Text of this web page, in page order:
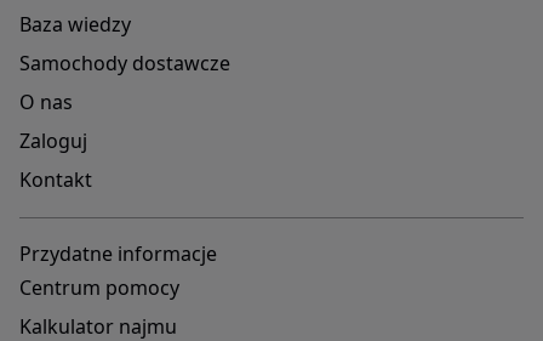
Baza wiedzy
Samochody dostawcze
O nas
Zaloguj
Kontakt
Przydatne informacje
Centrum pomocy
Kalkulator najmu